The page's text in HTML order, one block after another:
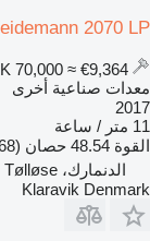
2070 LP
70,000 ≈ €9,364
معدات صناعية أخرى
2017
11 متر / ساعة
القوة 48.54 حصان (35.68 kW)
الدنمارك، Tølløse
Klaravik Denmark